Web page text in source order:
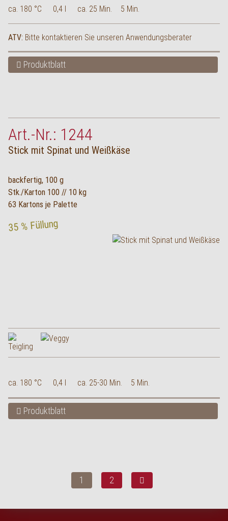
ca. 180 °C 0,4 l ca. 25 Min. 5 Min.
ATV: Bitte kontaktieren Sie unseren Anwendungsberater
Produktblatt
Art.-Nr.: 1244
Stick mit Spinat und Weißkäse
backfertig, 100 g
Stk./Karton 100 // 10 kg
63 Kartons je Palette
35 % Füllung
ca. 180 °C 0,4 l ca. 25-30 Min. 5 Min.
Produktblatt
1 2